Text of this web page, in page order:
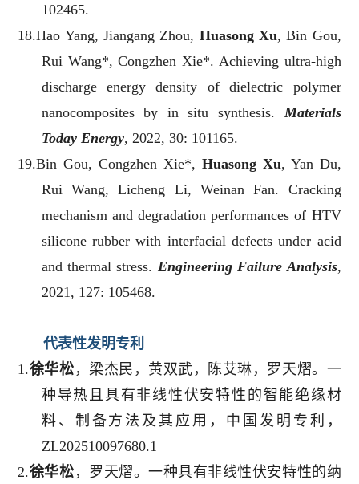
102465.
18.Hao Yang, Jiangang Zhou, Huasong Xu, Bin Gou,
Rui Wang*, Congzhen Xie*. Achieving ultra-high
discharge energy density of dielectric polymer
nanocomposites by in situ synthesis. Materials
Today Energy, 2022, 30: 101165.
19.Bin Gou, Congzhen Xie*, Huasong Xu, Yan Du,
Rui Wang, Licheng Li, Weinan Fan. Cracking
mechanism and degradation performances of HTV
silicone rubber with interfacial defects under acid
and thermal stress. Engineering Failure Analysis,
2021, 127: 105468.
代表性发明专利
1 .徐华松 ，梁杰民，黄双武，陈艾琳，罗天熠。一
种导热且具有非线性伏安特性的智能绝缘材
料、制备方法及其应用，中国发明专利，
ZL202510097680.1
2.徐华松 ，罗天熠。一种具有非线性伏安特性的纳